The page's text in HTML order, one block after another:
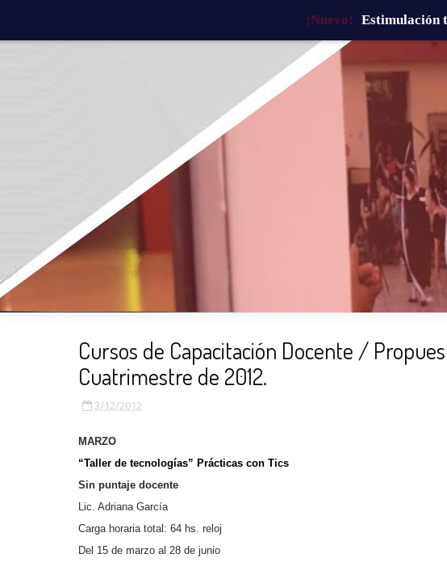
¡Nuevo! Estimulación
¿QUÉ HACEMOS?
Cursos de Capacitación Docente /
Cuatrimestre de 2012.
3/12/2012
MARZO
“Taller de tecnologías” Prácticas con Tics
Sin puntaje docente
Lic. Adriana García
Carga horaria total: 64 hs. reloj
Del 15 de marzo al 28 de junio